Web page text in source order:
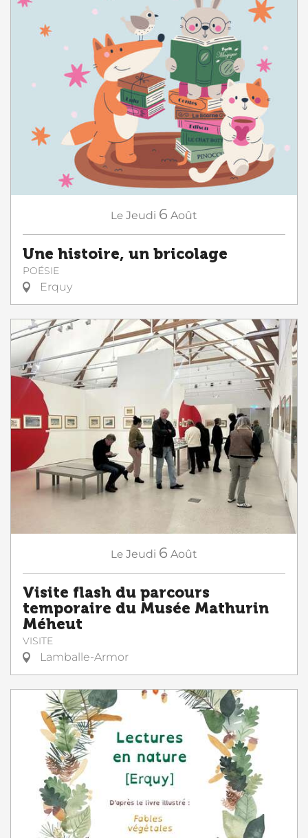
Le Jeudi 6 Août
Une histoire, un bricolage
POÉSIE
Erquy
Le Jeudi 6 Août
Visite flash du parcours
temporaire du Musée Mathurin
Méheut
VISITE
Lamballe-Armor